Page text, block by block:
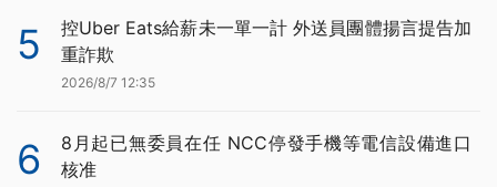
5
控Uber Eats給薪未一單一計 外送員團體揚言提告加
重詐欺
2026/8/7 12:35
6
8月起已無委員在任 NCC停發手機等電信設備進口
核准